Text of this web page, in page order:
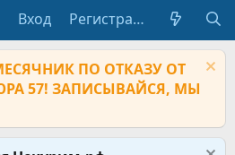
Вход Регистрация
ПО ОТКАЗУ ОТ
57! ЗАПИСЫВАЙСЯ, МЫ